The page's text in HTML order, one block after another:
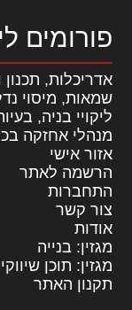
פורומים
אדריכלות, תכנון
שמאות, מיסוי
ליקויי בניה,
מנהלי אחזקה
אזור אישי
הרשמה לאתר
התחברות
צור קשר
אודות
מגזין: בנייה
מגזין: תוכן שיווקי
תקנון האתר